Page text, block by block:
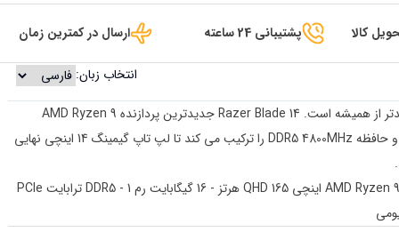
کالا پشتیبانی 24 ساعته ارسال در کمترین زمان
انتخاب زبان:
قدرتمندترین لپ تاپ گیمینگ 14 اینچی بازگشته و قدرتمندتر از همیشه است. Razer Blade 14 جدیدترین پردازنده AMD️ Ryzen 9
6900HX، گرافیک موجود NVIDIA GeForce RTX 3080Ti و حافظه DDR5 4800MHz را ترکیب می کند تا لپ تاپ گیمینگ 14 اینچی نهایی
پردازنده AMD Ryzen 9 6900HX - NVIDIA GeForce RTX 3080 Ti - 14 اینچی QHD 165 هرتز - 16 گیگابایت رم DDR5 - 1 ترابایت PCIe